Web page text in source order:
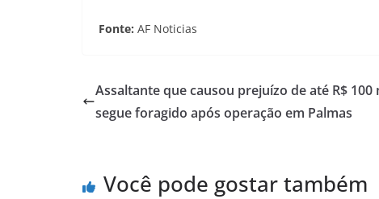
Fonte: AF Noticias
Assaltante que causou prejuízo de até R$ 100
segue foragido após operação em Palmas
Você pode gostar também